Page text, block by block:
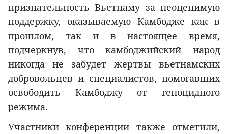
признательность Вьетнаму за неоценимую
поддержку, оказываемую Камбодже как в
прошлом, так и в настоящее время,
подчеркнув, что камбоджийский народ
никогда не забудет жертвы вьетнамских
добровольцев и специалистов, помогавших
освободить Камбоджу от геноцидного
режима.
Участники конференции также отметили,